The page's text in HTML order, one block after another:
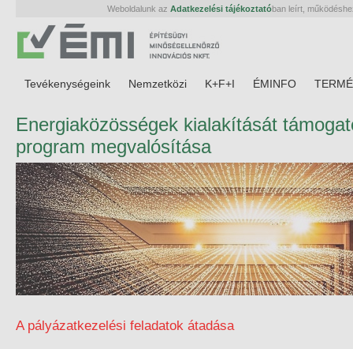
Weboldalunk az Adatkezelési tájékoztatóban leírt,
Tevékenységeink Nemzetközi K+F+I ÉMINFO
Energiaközösségek kialakítását
program megvalósítása
A pályázatkezelési feladatok átadása